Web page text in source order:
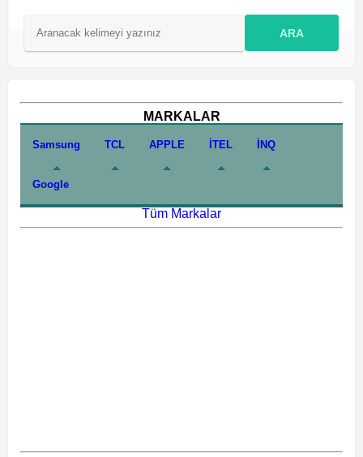
ARA
MARKALAR
Samsung TCL APPLE İTEL İNQ
Google
Tüm Markalar